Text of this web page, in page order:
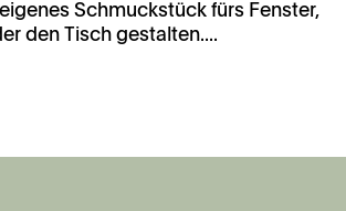
Schmuckstück fürs Fenster,
den Tisch gestalten....